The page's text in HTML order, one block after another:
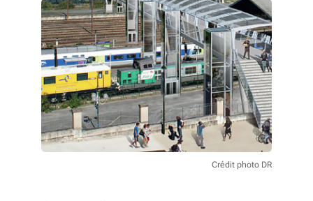
Crédit photo DR